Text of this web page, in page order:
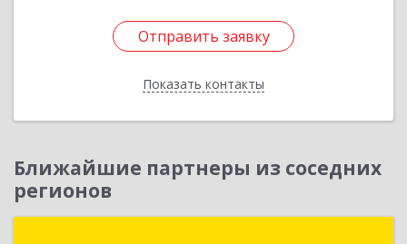
Отправить заявку
Показать контакты
Отправить заявку
Назад
Ближайшие партнеры из соседних
регионов